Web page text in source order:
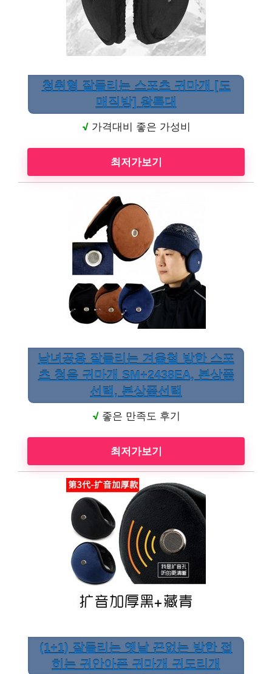
청취형 잘들리는 스포츠 귀마개 [도
매직방] 왕특대
√가격대비 좋은 가성비
최저가보기
남녀공용 잘들리는 겨울철 방한 스포
츠 청음 귀마개 SM+2438EA, 본상품
선택, 본상품선택
√좋은 만족도 후기
최저가보기
(1+1) 잘들리는 옛날 끈없는 방한 접
히는 귀안아픈 귀마개 귀도리개